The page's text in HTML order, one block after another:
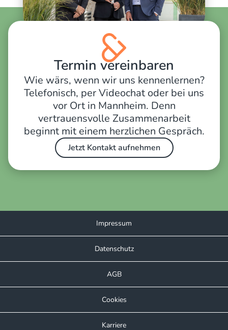
Termin vereinbaren
Wie wärs, wenn wir uns kennenlernen?
Telefonisch, per Videochat oder bei uns
vor Ort in Mannheim. Denn
vertrauensvolle Zusammenarbeit
beginnt mit einem herzlichen Gespräch.
Jetzt Kontakt aufnehmen
Impressum
Datenschutz
AGB
Cookies
Karriere